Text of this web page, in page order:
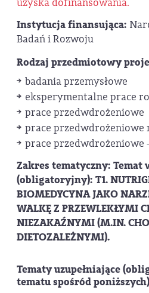
Instytucja finansująca:
Badań i Rozwoju
Rodzaj przedmiotowy
badania przemysłowe
eksperymentalne prace
prace przedwdrożeniowe
prace przedwdrożeniowe
prace przedwdrożeniowe
Zakres tematyczny: Temat
(obligatoryjny): T1.
BIOMEDYCYNA JAKO
WALKĘ Z PRZEWLEKŁYMI
NIEZAKAŹNYMI (M.IN.
DIETOZALEŻNYMI).
Tematy uzupełniające
tematu spośród